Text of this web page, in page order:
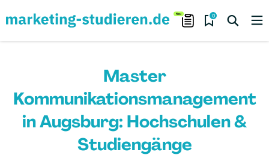
0
Master
Kommunikationsmanagement
in Augsburg: Hochschulen &
Studiengänge